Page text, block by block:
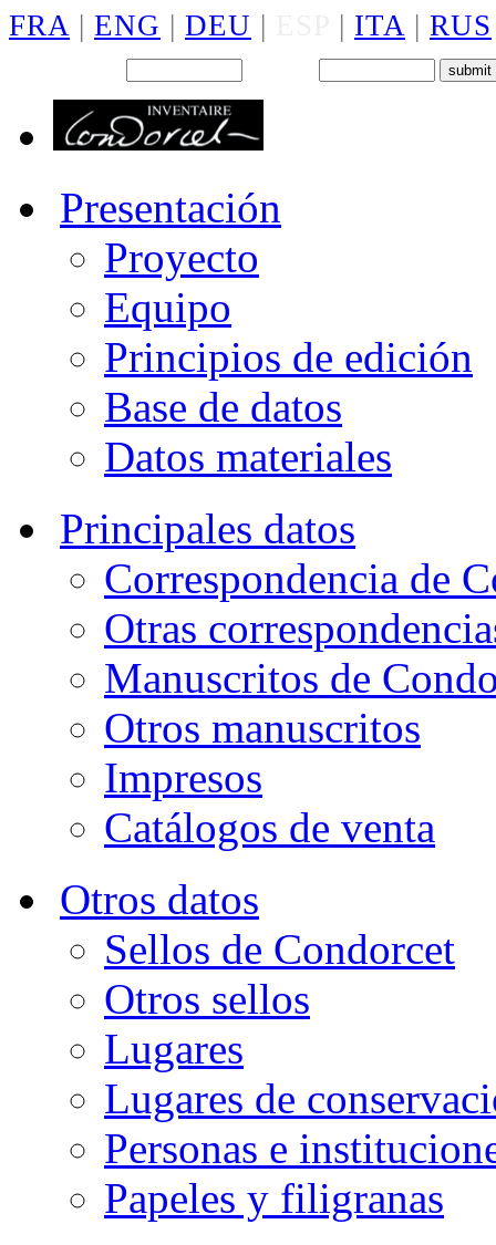
FRA | ENG | DEU | | ITA | RUS
Presentación
Proyecto
Equipo
Principios de edición
Base de datos
Datos materiales
Principales datos
Correspondencia de
Otras
Manuscritos de
Otros manuscritos
Impresos
Catálogos de venta
Otros datos
Sellos de Condorcet
Otros sellos
Lugares
Lugares de
Personas e
Papeles y filigranas